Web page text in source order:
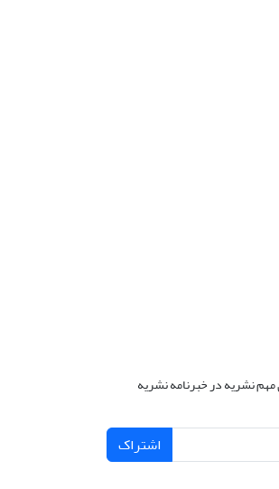
مهم نشریه در خبرنامه نشریه
اشتراک